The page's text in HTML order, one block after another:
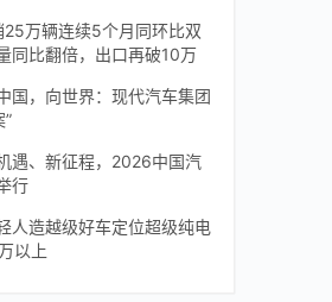
25万辆连续5个月同环比双
同比翻倍，出口再破10万
国，向世界：现代汽车集团
”
遇、新征程，2026中国汽
行
人造越级好车定位超级纯电
以上